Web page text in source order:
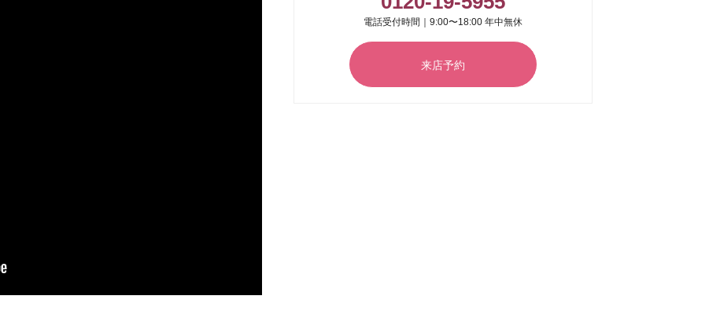
電話受付時間｜9:00〜18:00 年中無休
来店予約